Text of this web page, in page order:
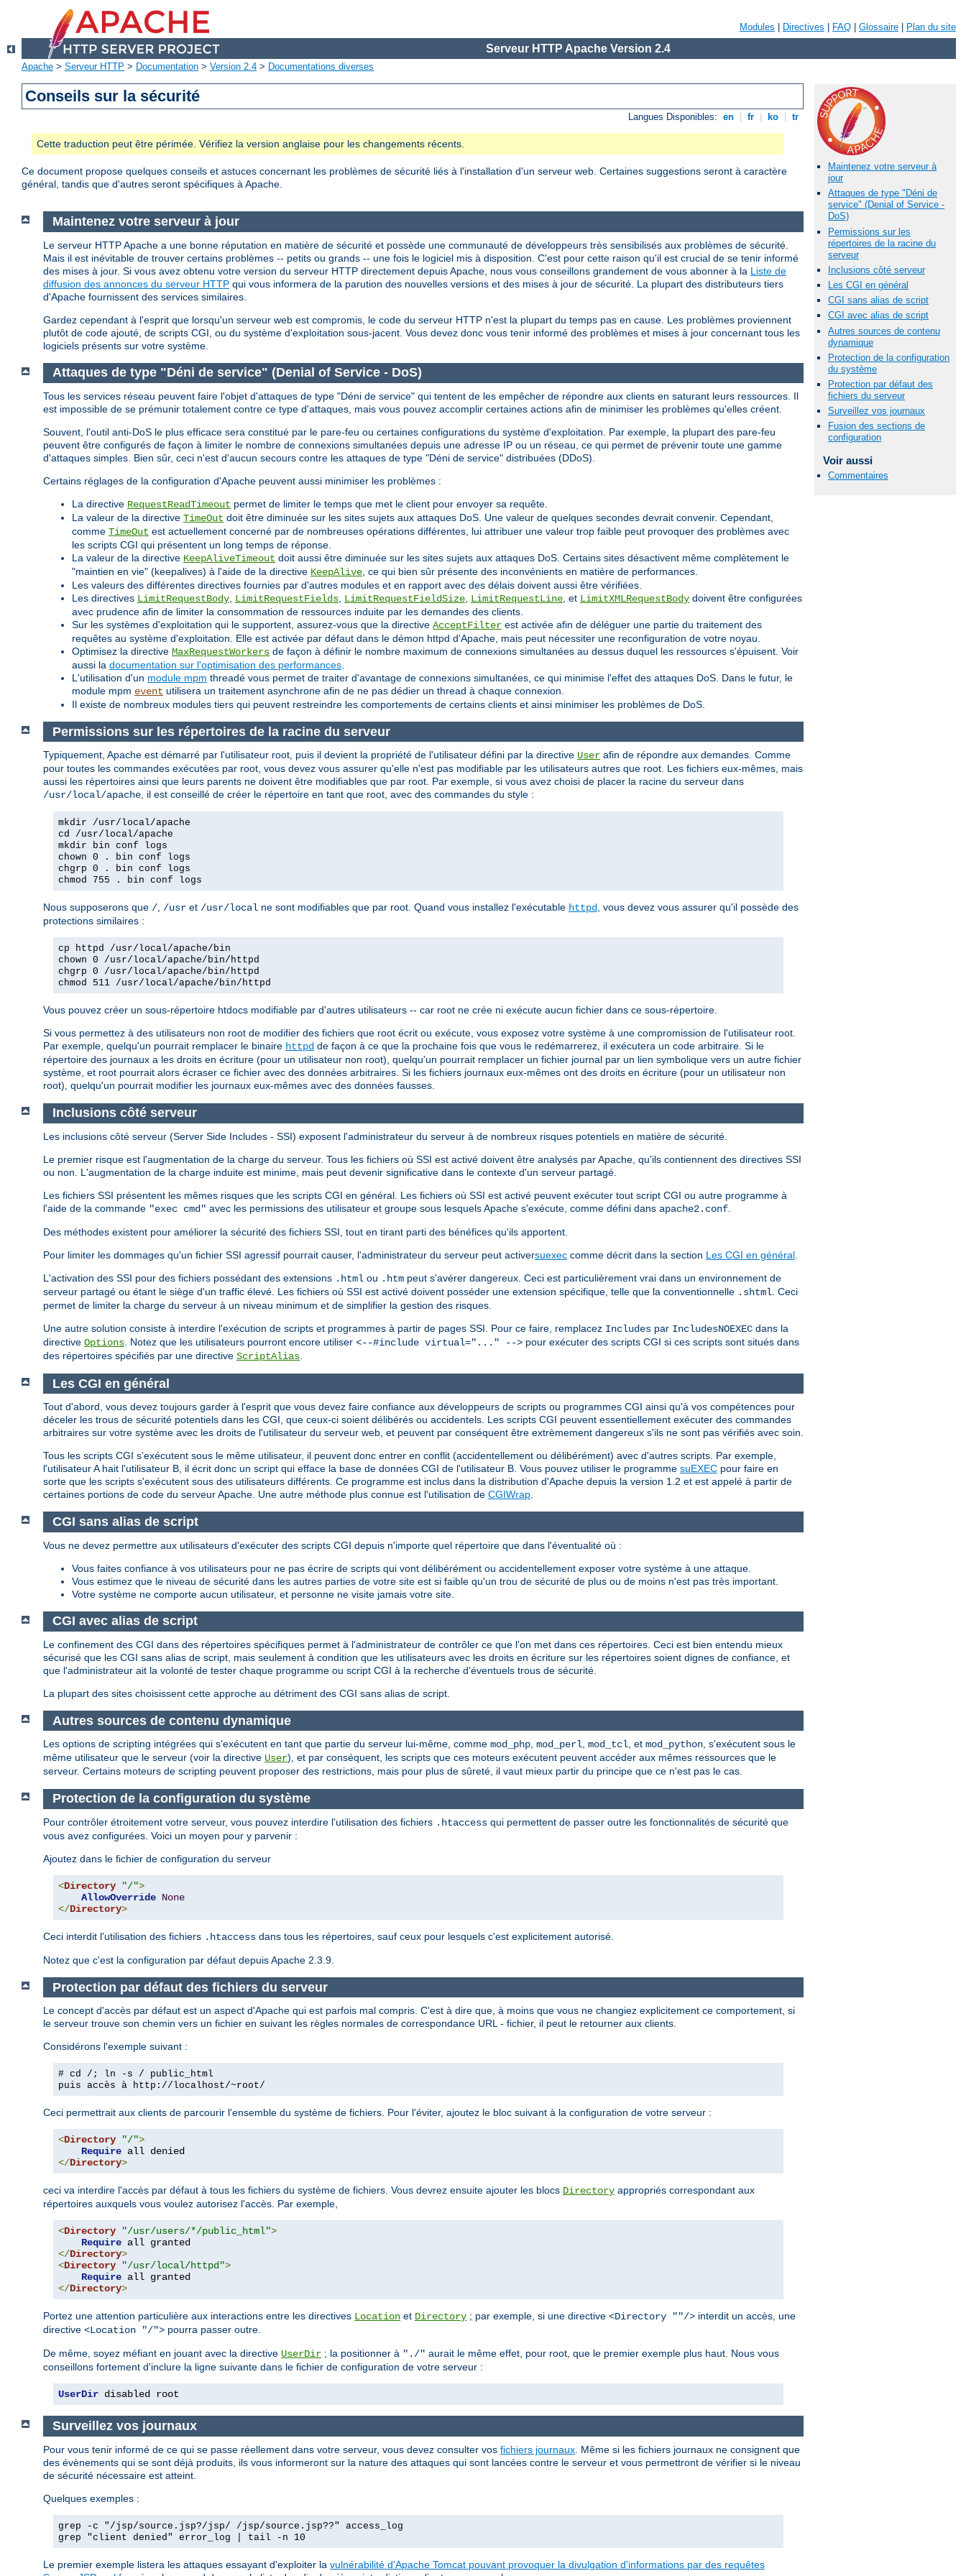
Modules Directives FAQ Glossaire Plan du site
Serveur HTTP Apache Version 2.4
Apache > Serveur HTTP > Documentation > Version 2.4 > Documentations diverses
Conseils sur la sécurité
Langues Disponibles: en fr ko tr
Cette traduction peut être périmée. Vérifiez la version anglaise pour les changements récents.
Ce document propose quelques conseils et astuces concernant les problèmes de sécurité liés à l'installation d'un serveur web. Certaines suggestions seront à caractère
général, tandis que d'autres seront spécifiques à Apache.
Maintenez votre serveur à
jour
Attaques de type "Déni de
service" (Denial of Service -
DoS)
Permissions sur les
répertoires de la racine du
serveur
Inclusions côté serveur
Les CGI en général
CGI sans alias de script
CGI avec alias de script
Autres sources de contenu
dynamique
Protection de la configuration
du système
Protection par défaut des
fichiers du serveur
Surveillez vos journaux
Fusion des sections de
configuration
Voir aussi
Commentaires
Maintenez votre serveur à jour
Le serveur HTTP Apache a une bonne réputation en matière de sécurité et possède une communauté de développeurs très sensibilisés aux problèmes de sécurité.
Mais il est inévitable de trouver certains problèmes -- petits ou grands -- une fois le logiciel mis à disposition. C'est pour cette raison qu'il est crucial de se tenir informé
des mises à jour. Si vous avez obtenu votre version du serveur HTTP directement depuis Apache, nous vous conseillons grandement de vous abonner à la Liste de
diffusion des annonces du serveur HTTP qui vous informera de la parution des nouvelles versions et des mises à jour de sécurité. La plupart des distributeurs tiers
d'Apache fournissent des services similaires.
Gardez cependant à l'esprit que lorsqu'un serveur web est compromis, le code du serveur HTTP n'est la plupart du temps pas en cause. Les problèmes proviennent
plutôt de code ajouté, de scripts CGI, ou du système d'exploitation sous-jacent. Vous devez donc vous tenir informé des problèmes et mises à jour concernant tous les
logiciels présents sur votre système.
Attaques de type "Déni de service" (Denial of Service - DoS)
Tous les services réseau peuvent faire l'objet d'attaques de type "Déni de service" qui tentent de les empêcher de répondre aux clients en saturant leurs ressources. Il
est impossible de se prémunir totalement contre ce type d'attaques, mais vous pouvez accomplir certaines actions afin de minimiser les problèmes qu'elles créent.
Souvent, l'outil anti-DoS le plus efficace sera constitué par le pare-feu ou certaines configurations du système d'exploitation. Par exemple, la plupart des pare-feu
peuvent être configurés de façon à limiter le nombre de connexions simultanées depuis une adresse IP ou un réseau, ce qui permet de prévenir toute une gamme
d'attaques simples. Bien sûr, ceci n'est d'aucun secours contre les attaques de type "Déni de service" distribuées (DDoS).
Certains réglages de la configuration d'Apache peuvent aussi minimiser les problèmes :
La directive RequestReadTimeout permet de limiter le temps que met le client pour envoyer sa requête.
La valeur de la directive TimeOut doit être diminuée sur les sites sujets aux attaques DoS. Une valeur de quelques secondes devrait convenir. Cependant,
comme TimeOut est actuellement concerné par de nombreuses opérations différentes, lui attribuer une valeur trop faible peut provoquer des problèmes avec
les scripts CGI qui présentent un long temps de réponse.
La valeur de la directive KeepAliveTimeout doit aussi être diminuée sur les sites sujets aux attaques DoS. Certains sites désactivent même complètement le
"maintien en vie" (keepalives) à l'aide de la directive KeepAlive , ce qui bien sûr présente des inconvénients en matière de performances.
Les valeurs des différentes directives fournies par d'autres modules et en rapport avec des délais doivent aussi être vérifiées.
Les directives LimitRequestBody LimitRequestFields LimitRequestFieldSize LimitRequestLine , et LimitXMLRequestBody doivent être configurées
avec prudence afin de limiter la consommation de ressources induite par les demandes des clients.
Sur les systèmes d'exploitation qui le supportent, assurez-vous que la directive AcceptFilter est activée afin de déléguer une partie du traitement des
requêtes au système d'exploitation. Elle est activée par défaut dans le démon httpd d'Apache, mais peut nécessiter une reconfiguration de votre noyau.
Optimisez la directive MaxRequestWorkers de façon à définir le nombre maximum de connexions simultanées au dessus duquel les ressources s'épuisent. Voir
aussi la documentation sur l'optimisation des performances
L'utilisation d'un module mpm threadé vous permet de traiter d'avantage de connexions simultanées, ce qui minimise l'effet des attaques DoS. Dans le futur, le
module mpm event utilisera un traitement asynchrone afin de ne pas dédier un thread à chaque connexion.
Il existe de nombreux modules tiers qui peuvent restreindre les comportements de certains clients et ainsi minimiser les problèmes de DoS.
Permissions sur les répertoires de la racine du serveur
Typiquement, Apache est démarré par l'utilisateur root, puis il devient la propriété de l'utilisateur défini par la directive User afin de répondre aux demandes. Comme
pour toutes les commandes exécutées par root, vous devez vous assurer qu'elle n'est pas modifiable par les utilisateurs autres que root. Les fichiers eux-mêmes, mais
aussi les répertoires ainsi que leurs parents ne doivent être modifiables que par root. Par exemple, si vous avez choisi de placer la racine du serveur dans
/usr/local/apache, il est conseillé de créer le répertoire en tant que root, avec des commandes du style :
mkdir /usr/local/apache
cd /usr/local/apache
mkdir bin conf logs
chown 0 . bin conf logs
chgrp 0 . bin conf logs
chmod 755 . bin conf logs
Nous supposerons que /, /usr et /usr/local ne sont modifiables que par root. Quand vous installez l'exécutable httpd, vous devez vous assurer qu'il possède des
protections similaires :
cp httpd /usr/local/apache/bin
chown 0 /usr/local/apache/bin/httpd
chgrp 0 /usr/local/apache/bin/httpd
chmod 511 /usr/local/apache/bin/httpd
Vous pouvez créer un sous-répertoire htdocs modifiable par d'autres utilisateurs -- car root ne crée ni exécute aucun fichier dans ce sous-répertoire.
Si vous permettez à des utilisateurs non root de modifier des fichiers que root écrit ou exécute, vous exposez votre système à une compromission de l'utilisateur root.
Par exemple, quelqu'un pourrait remplacer le binaire httpd de façon à ce que la prochaine fois que vous le redémarrerez, il exécutera un code arbitraire. Si le
répertoire des journaux a les droits en écriture (pour un utilisateur non root), quelqu'un pourrait remplacer un fichier journal par un lien symbolique vers un autre fichier
système, et root pourrait alors écraser ce fichier avec des données arbitraires. Si les fichiers journaux eux-mêmes ont des droits en écriture (pour un utilisateur non
root), quelqu'un pourrait modifier les journaux eux-mêmes avec des données fausses.
Inclusions côté serveur
Les inclusions côté serveur (Server Side Includes - SSI) exposent l'administrateur du serveur à de nombreux risques potentiels en matière de sécurité.
Le premier risque est l'augmentation de la charge du serveur. Tous les fichiers où SSI est activé doivent être analysés par Apache, qu'ils contiennent des directives SSI
ou non. L'augmentation de la charge induite est minime, mais peut devenir significative dans le contexte d'un serveur partagé.
Les fichiers SSI présentent les mêmes risques que les scripts CGI en général. Les fichiers où SSI est activé peuvent exécuter tout script CGI ou autre programme à
l'aide de la commande "exec cmd" avec les permissions des utilisateur et groupe sous lesquels Apache s'exécute, comme défini dans apache2.conf
Des méthodes existent pour améliorer la sécurité des fichiers SSI, tout en tirant parti des bénéfices qu'ils apportent.
Pour limiter les dommages qu'un fichier SSI agressif pourrait causer, l'administrateur du serveur peut activersuexec comme décrit dans la section Les CGI en général
L'activation des SSI pour des fichiers possédant des extensions .html ou .htm peut s'avérer dangereux. Ceci est particulièrement vrai dans un environnement de
serveur partagé ou étant le siège d'un traffic élevé. Les fichiers où SSI est activé doivent posséder une extension spécifique, telle que la conventionnelle .shtml . Ceci
permet de limiter la charge du serveur à un niveau minimum et de simplifier la gestion des risques.
Une autre solution consiste à interdire l'exécution de scripts et programmes à partir de pages SSI. Pour ce faire, remplacez Includes par IncludesNOEXEC dans la
directive Options . Notez que les utilisateurs pourront encore utiliser <--#include virtual="..." --> pour exécuter des scripts CGI si ces scripts sont situés dans
des répertoires spécifiés par une directive ScriptAlias
Les CGI en général
Tout d'abord, vous devez toujours garder à l'esprit que vous devez faire confiance aux développeurs de scripts ou programmes CGI ainsi qu'à vos compétences pour
déceler les trous de sécurité potentiels dans les CGI, que ceux-ci soient délibérés ou accidentels. Les scripts CGI peuvent essentiellement exécuter des commandes
arbitraires sur votre système avec les droits de l'utilisateur du serveur web, et peuvent par conséquent être extrèmement dangereux s'ils ne sont pas vérifiés avec soin.
Tous les scripts CGI s'exécutent sous le même utilisateur, il peuvent donc entrer en conflit (accidentellement ou délibérément) avec d'autres scripts. Par exemple,
l'utilisateur A hait l'utilisateur B, il écrit donc un script qui efface la base de données CGI de l'utilisateur B. Vous pouvez utiliser le programme suEXEC pour faire en
sorte que les scripts s'exécutent sous des utilisateurs différents. Ce programme est inclus dans la distribution d'Apache depuis la version 1.2 et est appelé à partir de
certaines portions de code du serveur Apache. Une autre méthode plus connue est l'utilisation de CGIWrap.
CGI sans alias de script
Vous ne devez permettre aux utilisateurs d'exécuter des scripts CGI depuis n'importe quel répertoire que dans l'éventualité où :
Vous faites confiance à vos utilisateurs pour ne pas écrire de scripts qui vont délibérément ou accidentellement exposer votre système à une attaque.
Vous estimez que le niveau de sécurité dans les autres parties de votre site est si faible qu'un trou de sécurité de plus ou de moins n'est pas très important.
Votre système ne comporte aucun utilisateur, et personne ne visite jamais votre site.
CGI avec alias de script
Le confinement des CGI dans des répertoires spécifiques permet à l'administrateur de contrôler ce que l'on met dans ces répertoires. Ceci est bien entendu mieux
sécurisé que les CGI sans alias de script, mais seulement à condition que les utilisateurs avec les droits en écriture sur les répertoires soient dignes de confiance, et
que l'administrateur ait la volonté de tester chaque programme ou script CGI à la recherche d'éventuels trous de sécurité.
La plupart des sites choisissent cette approche au détriment des CGI sans alias de script.
Autres sources de contenu dynamique
Les options de scripting intégrées qui s'exécutent en tant que partie du serveur lui-même, comme mod_php, mod_perl, mod_tcl, et mod_python, s'exécutent sous le
même utilisateur que le serveur (voir la directive User), et par conséquent, les scripts que ces moteurs exécutent peuvent accéder aux mêmes ressources que le
serveur. Certains moteurs de scripting peuvent proposer des restrictions, mais pour plus de sûreté, il vaut mieux partir du principe que ce n'est pas le cas.
Protection de la configuration du système
Pour contrôler étroitement votre serveur, vous pouvez interdire l'utilisation des fichiers .htaccess qui permettent de passer outre les fonctionnalités de sécurité que
vous avez configurées. Voici un moyen pour y parvenir :
Ajoutez dans le fichier de configuration du serveur
<Directory "/">
AllowOverride None
</Directory>
Ceci interdit l'utilisation des fichiers .htaccess dans tous les répertoires, sauf ceux pour lesquels c'est explicitement autorisé.
Notez que c'est la configuration par défaut depuis Apache 2.3.9.
Protection par défaut des fichiers du serveur
Le concept d'accès par défaut est un aspect d'Apache qui est parfois mal compris. C'est à dire que, à moins que vous ne changiez explicitement ce comportement, si
le serveur trouve son chemin vers un fichier en suivant les règles normales de correspondance URL - fichier, il peut le retourner aux clients.
Considérons l'exemple suivant :
# cd /; ln -s / public_html
puis accès à http://localhost/~root/
Ceci permettrait aux clients de parcourir l'ensemble du système de fichiers. Pour l'éviter, ajoutez le bloc suivant à la configuration de votre serveur :
<Directory "/">
Require
</Directory>
ceci va interdire l'accès par défaut à tous les fichiers du système de fichiers. Vous devrez ensuite ajouter les blocs Directory appropriés correspondant aux
répertoires auxquels vous voulez autorisez l'accès. Par exemple,
<Directory "/usr/users/*/public_html">
Require
</Directory>
<Directory "/usr/local/httpd">
Require
</Directory>
Portez une attention particulière aux interactions entre les directives Location et Directory ; par exemple, si une directive <Directory ""/> interdit un accès, une
directive <Location "/"> pourra passer outre.
De même, soyez méfiant en jouant avec la directive UserDir ; la positionner à "./" aurait le même effet, pour root, que le premier exemple plus haut. Nous vous
conseillons fortement d'inclure la ligne suivante dans le fichier de configuration de votre serveur :
UserDir disabled root
Surveillez vos journaux
Pour vous tenir informé de ce qui se passe réellement dans votre serveur, vous devez consulter vos fichiers journaux . Même si les fichiers journaux ne consignent que
des évènements qui se sont déjà produits, ils vous informeront sur la nature des attaques qui sont lancées contre le serveur et vous permettront de vérifier si le niveau
de sécurité nécessaire est atteint.
Quelques exemples :
grep -c "/jsp/source.jsp?/jsp/ /jsp/source.jsp??" access_log
grep "client denied" error_log | tail -n 10
Le premier exemple listera les attaques essayant d'exploiter la vulnérabilité d'Apache Tomcat pouvant provoquer la divulgation d'informations par des requêtes